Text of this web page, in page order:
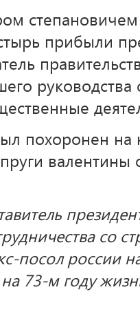
прибыли
похоронен
со
посол россии
73-м году